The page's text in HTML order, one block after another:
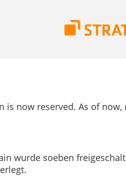
is now reserved. As of
wurde soeben